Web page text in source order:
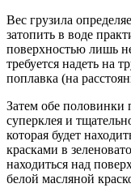
Вес грузила
затопить в воде
поверхностью лишь
требуется надеть на
поплавка (на
Затем обе половинки
суперклея и
которая будет
красками в
находиться над
белой масляной